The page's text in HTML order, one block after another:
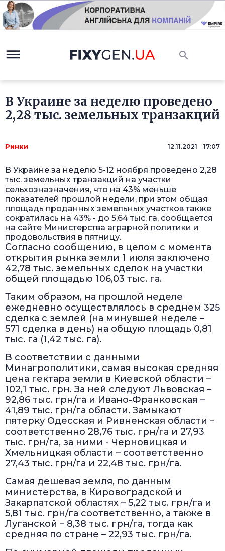
В Украине за неделю проведено
2,28 тыс. земельных транзакций
Ринки 12.11.2021 17:07
В Украине за неделю 5-12 ноября проведено 2,28
тыс. земельных транзакций на участки
сельхозназначения, что на 43% меньше
показателей прошлой недели, при этом общая
площадь проданных земельных участков также
сократилась на 43% - до 5,64 тыс. га, сообщается
на сайте Министерства аграрной политики и
продовольствия в пятницу.
Согласно сообщению, в целом с момента
открытия рынка земли 1 июля заключено
42,78 тыс. земельных сделок на участки
общей площадью 106,03 тыс. га.
Таким образом, на прошлой неделе
ежедневно осуществлялось в среднем 325
сделка с землей (на минувшей неделе –
571 сделка в день) на общую площадь 0,81
тыс. га (1,42 тыс. га).
В соответствии с данными
Минагрополитики, самая высокая средняя
цена гектара земли в Киевской области –
102,1 тыс. грн. За ней следуют Львовская –
92,86 тыс. грн/га и Ивано-Франковская –
41,89 тыс. грн/га области. Замыкают
пятерку Одесская и Ривненская области –
соответственно 28,76 тыс. грн/га и 27,93
тыс. грн/га, за ними - Черновицкая и
Хмельницкая области – соответственно
27,43 тыс. грн/га и 22,48 тыс. грн/га.
Самая дешевая земля, по данным
министерства, в Кировоградской и
Закарпатской областях – 5,22 тыс. грн/га и
5,81 тыс. грн/га соответственно, а также в
Луганской – 8,38 тыс. грн/га, тогда как
средняя по стране – 22,93 тыс. грн/га.